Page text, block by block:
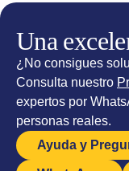
Una
¿No consigues
Consulta nuestro
expertos por
personas reales.
Ayuda y